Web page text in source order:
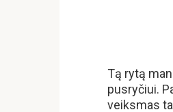
Tą rytą
pusryčiui.
veiksmas